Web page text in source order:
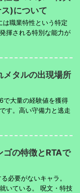
)について
は職業特性という特定
揮される特別な能力が
メタルの出現場所
で大量の経験値を獲得
す。高い守備力と逃走
ゴの特徴とRTAで
必要がないキャラ。
いている。 呪文・特技